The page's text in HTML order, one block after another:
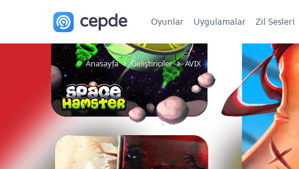
Oyunlar Uygulamalar Zil Sesleri
Anasayfa Geliştiriciler AVIX